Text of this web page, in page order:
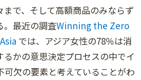
で、そして高額商品のみならず
。最近の調査Winning the Zero
では、アジア女性の78％は消
るかの意思決定プロセスの中でイ
可欠の要素と考えていることがわ